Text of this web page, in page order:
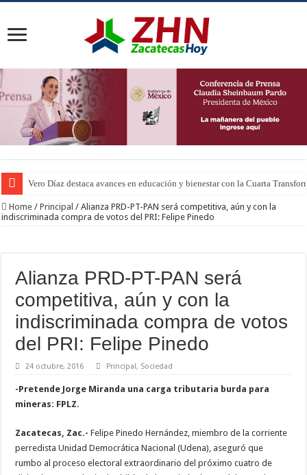
Vero Díaz destaca avances en educación y bienestar con la Cuarta
Home / Principal / Alianza PRD-PT-PAN será competitiva, aún y con la
indiscriminada compra de votos del PRI: Felipe Pinedo
Alianza PRD-PT-PAN será
competitiva, aún y con la
indiscriminada compra de votos
del PRI: Felipe Pinedo
24 octubre, 2016 Principal, Sociedad
-Pretende Jorge Miranda una carga tributaria burda para
mineras: FPLZ.
Zacatecas, Zac.-Felipe Pinedo Hernández, miembro de la corriente
perredista Unidad Democrática Nacional (Udena), aseguró que
rumbo al proceso electoral extraordinario del próximo cuatro de